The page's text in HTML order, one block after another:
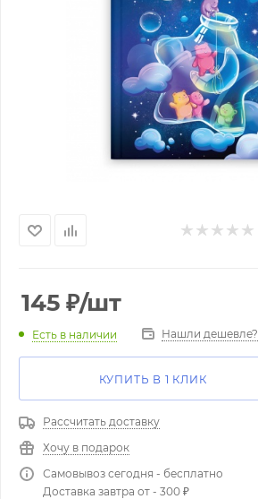
145 ₽/шт
Есть в наличии Нашли дешевле?
КУПИТЬ В 1 КЛИК
Рассчитать доставку
Хочу в подарок
Самовывоз сегодня - бесплатно
Доставка завтра от - 300 ₽